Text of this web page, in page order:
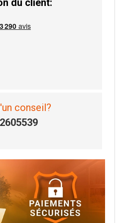
conseil?